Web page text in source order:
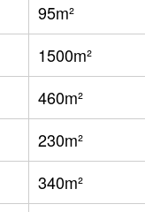
95m²
1500m²
460m²
230m²
340m²